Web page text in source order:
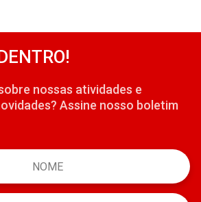
nossas atividades e
Assine nosso boletim